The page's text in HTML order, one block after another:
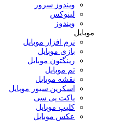
ویندوز سرور
لینوکس
ویندوز
موبایل
نرم افزار موبایل
بازی موبایل
رینگتون موبایل
تم موبایل
نقشه موبایل
اسکرین سیور موبایل
پاکت پی سی
کلیپ موبایل
عکس موبایل